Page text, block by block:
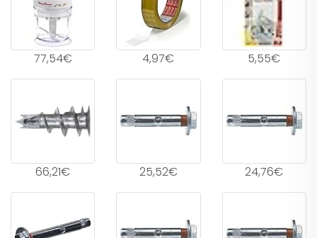
77,54€ 4,97€ 5,55€
66,21€ 25,52€ 24,76€